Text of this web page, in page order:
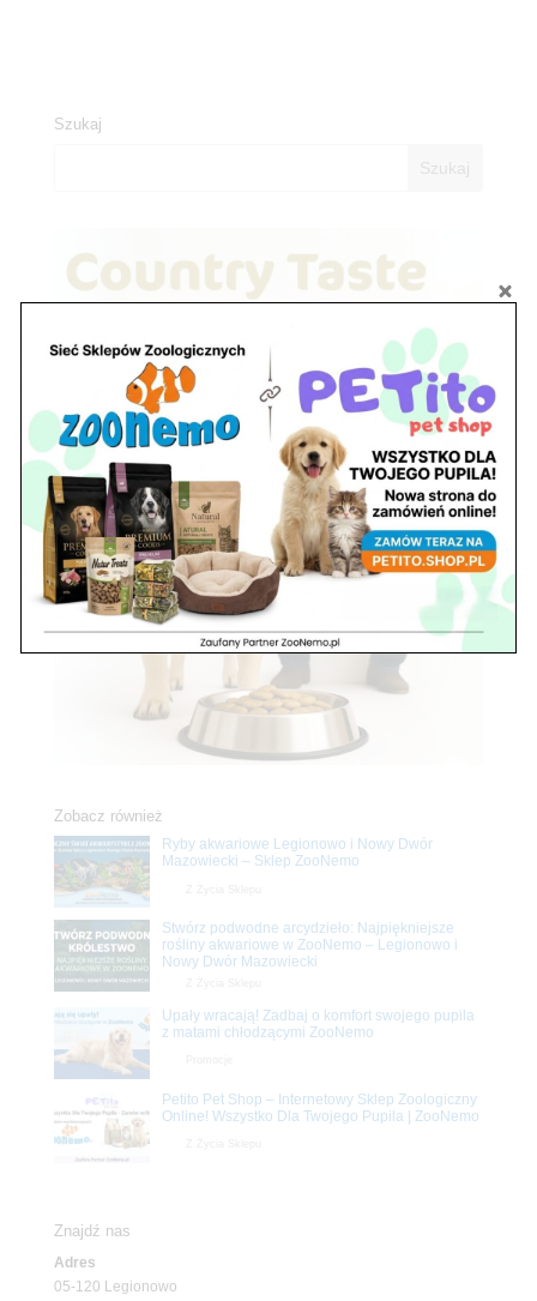
Szukaj
Zobacz również
Ryby akwariowe Legionowo i Nowy Dwór
Mazowiecki – Sklep ZooNemo
Stwórz podwodne arcydzieło: Najpiękniejsze
rośliny akwariowe w ZooNemo – Legionowo i
Nowy Dwór Mazowiecki
Upały wracają! Zadbaj o komfort swojego pupila
z matami chłodzącymi ZooNemo
Petito Pet Shop – Internetowy Sklep Zoologiczny
Online! Wszystko Dla Twojego Pupila | ZooNemo
Znajdź nas
Adres
05-120 Legionowo